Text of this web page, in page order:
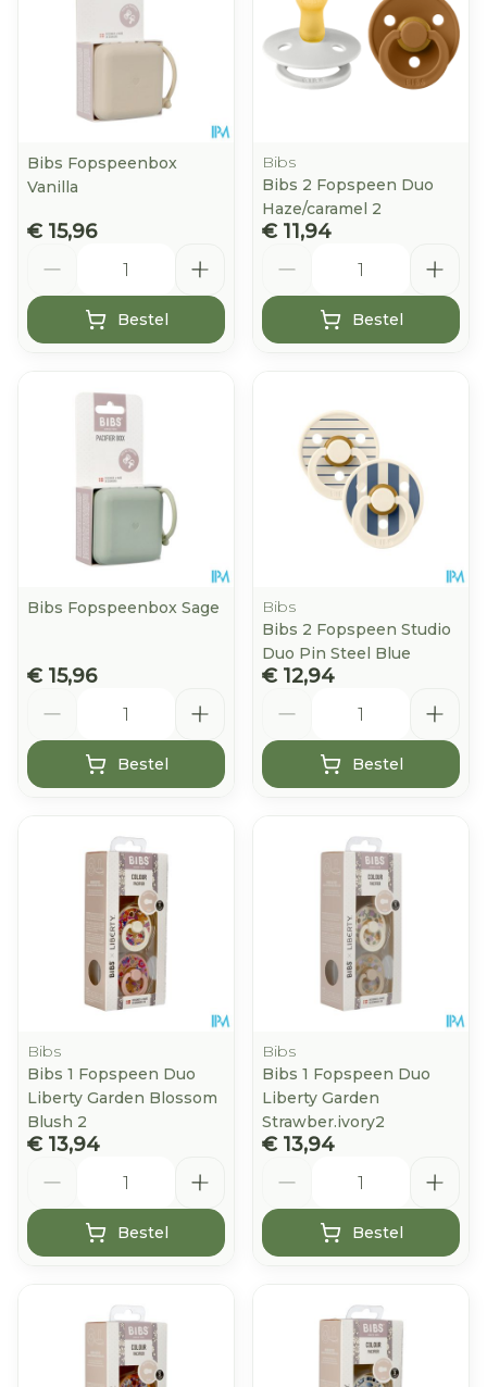
Bibs Fopspeenbox
Vanilla
€ 15,96
Bestel
Bibs
Bibs 2 Fopspeen Duo
Haze/caramel 2
€ 11,94
Bestel
Bibs Fopspeenbox Sage
€ 15,96
Bestel
Bibs
Bibs 2 Fopspeen Studio
Duo Pin Steel Blue
€ 12,94
Bestel
Bibs
Bibs 1 Fopspeen Duo
Liberty Garden Blossom
Blush 2
€ 13,94
Bestel
Bibs
Bibs 1 Fopspeen Duo
Liberty Garden
Strawber.ivory2
€ 13,94
Bestel